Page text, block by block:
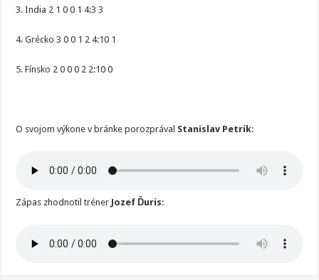
3. India 2 1 0 0 1 4:3 3
4. Grécko 3 0 0 1 2 4:10 1
5. Fínsko 2 0 0 0 2 2:10 0
O svojom výkone v bránke porozprával Stanislav Petrík:
Zápas zhodnotil tréner Jozef Ďuris: